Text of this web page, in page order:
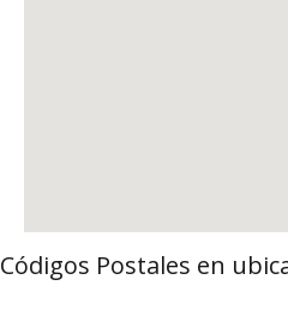
Códigos Postales en